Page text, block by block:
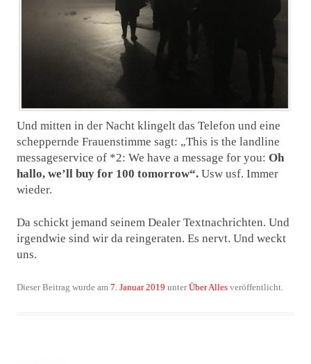
Und mitten in der Nacht klingelt das Telefon und eine
scheppernde Frauenstimme sagt: „This is the landline
messageservice of *2: We have a message for you: Oh
hallo, we’ll buy for 100 tomorrow“. Usw usf. Immer
wieder.
Da schickt jemand seinem Dealer Textnachrichten. Und
irgendwie sind wir da reingeraten. Es nervt. Und weckt
uns.
Dieser Beitrag wurde am 7. Januar 2019 unterÜber Alles veröffentlicht.